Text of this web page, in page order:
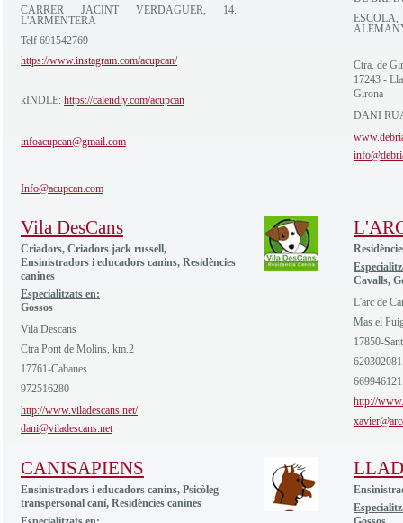
CARRER JACINT VERDAGUER, 14.
L'ARMENTERA
Telf 691542769
https://www.instagram.com/acupcan/
kINDLE: https://calendly.com/acupcan
infoacupcan@gmail.com
Info@acupcan.com
Ctra. de
17243 -
Girona
DANI
Vila DesCans
Criadors, Criadors jack russell,
Ensinistradors i educadors canins, Residències
canines
Especialitzats en:
Gossos
Vila Descans
Ctra Pont de Molins, km.2
17761-Cabanes
972516280
http://www.viladescans.net/
dani@viladescans.net
Cavalls,
L'arc de
Mas el
17850-
620302081
669946121
http://
CANISAPIENS
Ensinistradors i educadors canins, Psicòleg
transpersonal caní, Residències canines